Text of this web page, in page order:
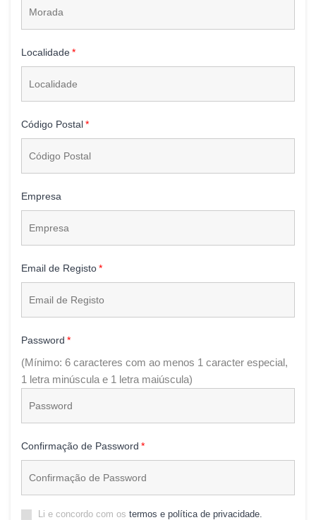
Localidade
Código Postal
Empresa
Email de Registo
Password
(Mínimo: 6 caracteres com ao menos 1 caracter especial,
1 letra minúscula e 1 letra maiúscula)
Confirmação de Password
Li e concordo com os termos e política de privacidade.